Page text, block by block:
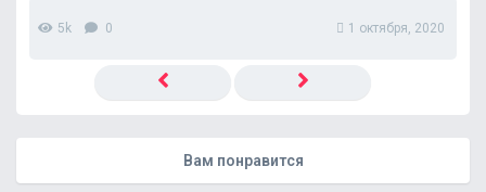
5k 0 1 октября, 2020
Вам понравится